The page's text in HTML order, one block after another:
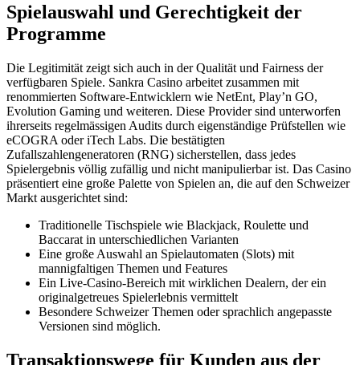
Spielauswahl und Gerechtigkeit der
Programme
Die Legitimität zeigt sich auch in der Qualität und Fairness der
verfügbaren Spiele. Sankra Casino arbeitet zusammen mit
renommierten Software-Entwicklern wie NetEnt, Play’n GO,
Evolution Gaming und weiteren. Diese Provider sind unterworfen
ihrerseits regelmässigen Audits durch eigenständige Prüfstellen wie
eCOGRA oder iTech Labs. Die bestätigten
Zufallszahlengeneratoren (RNG) sicherstellen, dass jedes
Spielergebnis völlig zufällig und nicht manipulierbar ist. Das Casino
präsentiert eine große Palette von Spielen an, die auf den Schweizer
Markt ausgerichtet sind:
Traditionelle Tischspiele wie Blackjack, Roulette und
Baccarat in unterschiedlichen Varianten
Eine große Auswahl an Spielautomaten (Slots) mit
mannigfaltigen Themen und Features
Ein Live-Casino-Bereich mit wirklichen Dealern, der ein
originalgetreues Spielerlebnis vermittelt
Besondere Schweizer Themen oder sprachlich angepasste
Versionen sind möglich.
Transaktionswege für Kunden aus der